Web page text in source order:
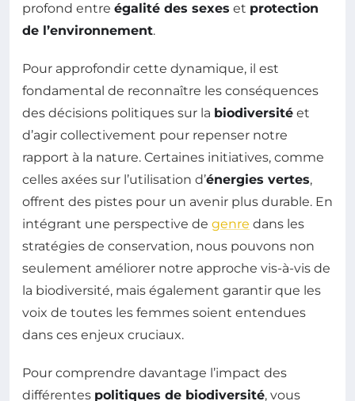
profond entre égalité des sexes et protection
de l’environnement.
Pour approfondir cette dynamique, il est
fondamental de reconnaître les conséquences
des décisions politiques sur la biodiversité et
d’agir collectivement pour repenser notre
rapport à la nature. Certaines initiatives, comme
celles axées sur l’utilisation d’énergies vertes,
offrent des pistes pour un avenir plus durable. En
intégrant une perspective de genre dans les
stratégies de conservation, nous pouvons non
seulement améliorer notre approche vis-à-vis de
la biodiversité, mais également garantir que les
voix de toutes les femmes soient entendues
dans ces enjeux cruciaux.
Pour comprendre davantage l’impact des
différentes politiques de biodiversité, vous